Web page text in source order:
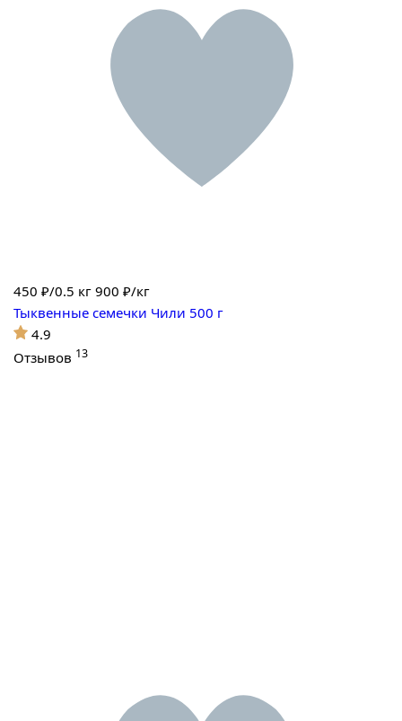
450 ₽/0.5 кг 900 ₽/кг
Тыквенные семечки Чили 500 г
4.9
Отзывов 13